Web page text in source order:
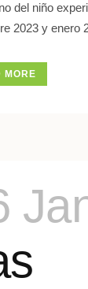
del niño
2023 y enero
MORE